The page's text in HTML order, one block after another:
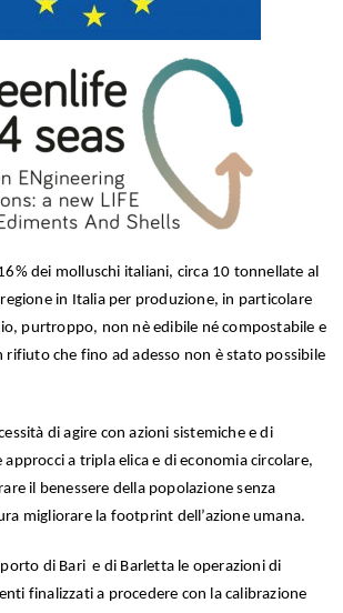
dei molluschi italiani, circa 10 tonnellate al
in Italia per produzione, in particolare
purtroppo, non nè edibile né compostabile e
rifiuto che fino ad adesso non è stato possibile
di agire con azioni sistemiche e di
a tripla elica e di economia circolare,
il benessere della popolazione senza
migliorare la footprint dell’azione umana.
di Bari e di Barletta le operazioni di
finalizzati a procedere con la calibrazione